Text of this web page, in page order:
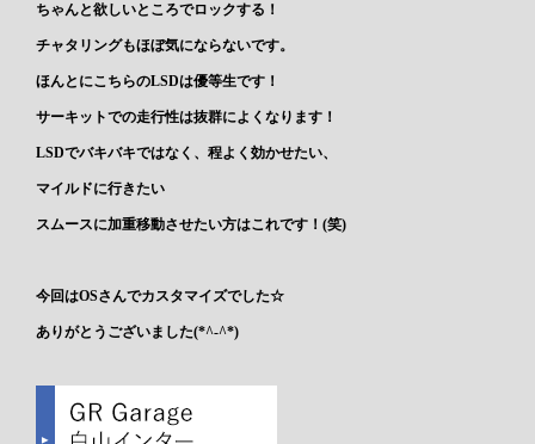
ちゃんと欲しいところでロックする！
チャタリングもほぼ気にならないです。
ほんとにこちらのLSDは優等生です！
サーキットでの走行性は抜群によくなります！
LSDでバキバキではなく、程よく効かせたい、
マイルドに行きたい
スムースに加重移動させたい方はこれです！(笑)
今回はOSさんでカスタマイズでした☆
ありがとうございました(*^-^*)